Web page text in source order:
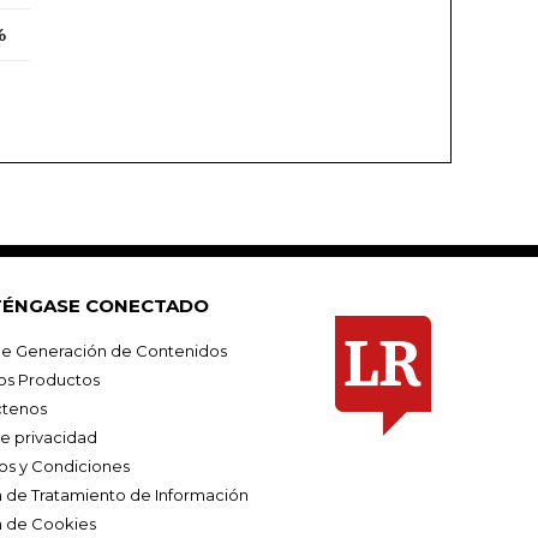
CONECTADO
Generación de Contenidos
Productos
privacidad
y Condiciones
de Tratamiento de Información
de Cookies